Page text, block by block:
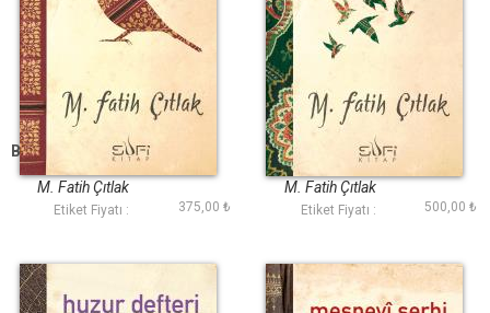
Ben Dervişim Diyene
M. Fatih Çıtlak
Etiket Fiyatı : 375,00 ₺
Kırk Mektup
M. Fatih Çıtlak
Etiket Fiyatı : 500,00 ₺